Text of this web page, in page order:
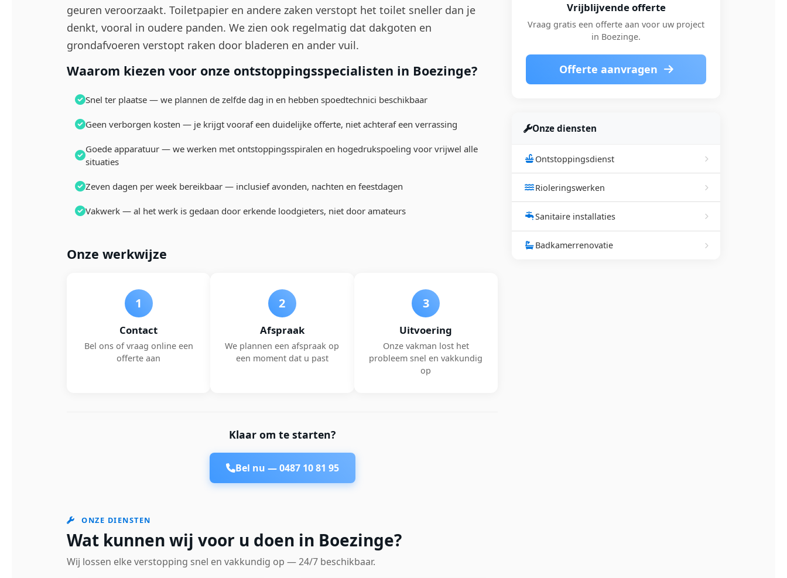
geuren veroorzaakt. Toiletpapier en andere zaken verstopt het toilet sneller dan je
denkt, vooral in oudere panden. We zien ook regelmatig dat dakgoten en
grondafvoeren verstopt raken door bladeren en ander vuil.
Waarom kiezen voor onze ontstoppingsspecialisten in Boezinge?
Snel ter plaatse — we plannen de zelfde dag in en hebben spoedtechnici beschikbaar
Geen verborgen kosten — je krijgt vooraf een duidelijke offerte, niet achteraf een verrassing
Goede apparatuur — we werken met ontstoppingsspiralen en hogedrukspoeling voor vrijwel alle
situaties
Zeven dagen per week bereikbaar — inclusief avonden, nachten en feestdagen
Vakwerk — al het werk is gedaan door erkende loodgieters, niet door amateurs
Onze werkwijze
1
Contact
Bel ons of vraag online een
offerte aan
2
Afspraak
We plannen een afspraak op
een moment dat u past
3
Uitvoering
Onze vakman lost het
probleem snel en vakkundig
op
Klaar om te starten?
Bel nu —0487 10 81 95
ONZE DIENSTEN
Wat kunnen wij voor u doen in Boezinge?
Wij lossen elke verstopping snel en vakkundig op — 24/7 beschikbaar.
Vrijblijvende offerte
Vraag gratis een offerte aan voor uw project
in Boezinge.
Offerte aanvragen
Onze diensten
Ontstoppingsdienst
Rioleringswerken
Sanitaire installaties
Badkamerrenovatie